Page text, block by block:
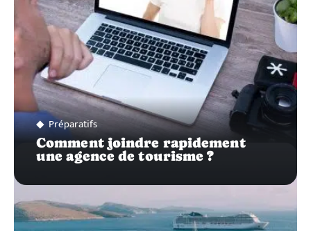
Préparatifs
Comment joindre rapidement
une agence de tourisme ?